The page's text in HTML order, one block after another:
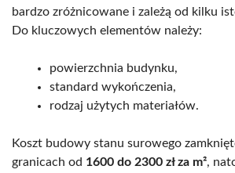
bardzo zróżnicowane i zależą od kilku
Do kluczowych elementów należy:
powierzchnia budynku,
standard wykończenia,
rodzaj użytych materiałów.
Koszt budowy stanu surowego
granicach od 1600 do 2300 zł za m²,